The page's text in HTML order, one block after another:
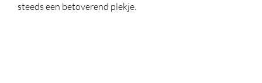
steeds een betoverend plekje.